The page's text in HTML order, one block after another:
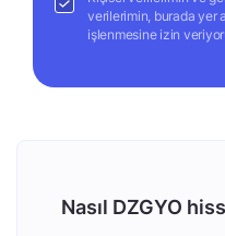
verilerimin, burada yer
işlenmesine izin
Nasıl DZGYO